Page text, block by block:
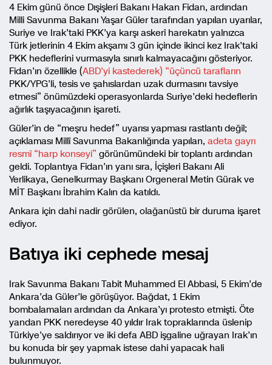
4 Ekim günü önce Dışişleri Bakanı Hakan Fidan, ardından
Milli Savunma Bakanı Yaşar Güler tarafından yapılan uyarılar,
Suriye ve Irak’taki PKK’ya karşı askerî harekatın yalnızca
Türk jetlerinin 4 Ekim akşamı 3 gün içinde ikinci kez Irak’taki
PKK hedeflerini vurmasıyla sınırlı kalmayacağını gösteriyor.
Fidan’ın özellikle (ABD’yi kastederek) “üçüncü tarafların
PKK/YPG’li, tesis ve şahıslardan uzak durmasını tavsiye
etmesi” önümüzdeki operasyonlarda Suriye’deki hedeflerin
ağırlık taşıyacağının işareti.
Güler’in de “meşru hedef” uyarısı yapması rastlantı değil;
açıklaması Millî Savunma Bakanlığında yapılan, adeta gayrı
resmî “harp konseyi” görünümündeki bir toplantı ardından
geldi. Toplantıya Fidan’ın yanı sıra, İçişleri Bakanı Ali
Yerlikaya, Genelkurmay Başkanı Orgeneral Metin Gürak ve
MİT Başkanı İbrahim Kalın da katıldı.
Ankara için dahi nadir görülen, olağanüstü bir duruma işaret
ediyor.
Batıya iki cephede mesaj
Irak Savunma Bakanı Tabit Muhammed El Abbasi, 5 Ekim’de
Ankara’da Güler’le görüşüyor. Bağdat, 1 Ekim
bombalamaları ardından da Ankara’yı protesto etmişti. Öte
yandan PKK neredeyse 40 yıldır Irak topraklarında üslenip
Türkiye’ye saldırıyor ve iki defa ABD işgaline uğrayan Irak’ın
bu konuda bir şey yapmak istese dahi yapacak hali
bulunmuyor.